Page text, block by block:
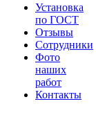
Установка
по ГОСТ
Отзывы
Сотрудники
Фото
наших
работ
Контакты